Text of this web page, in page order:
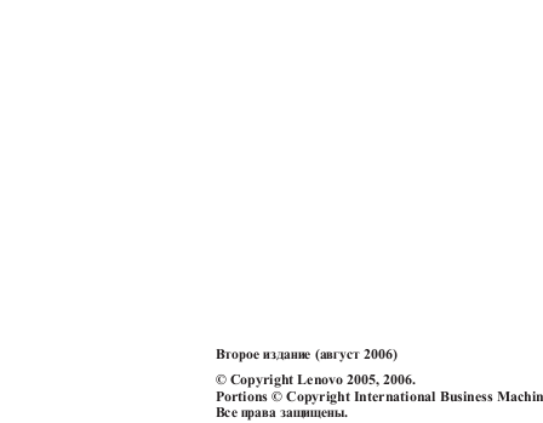
Второе издание (август 2006)
© Copyright Lenovo 2005, 2006.
Portions © Copyright International Business
Все права защищены.